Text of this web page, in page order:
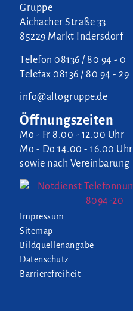
Gruppe
Aichacher Straße 33
85229 Markt Indersdorf
Telefon 08136 / 80 94 - 0
Telefax 08136 / 80 94 - 29
info@altogruppe.de
Öffnungszeiten
Mo - Fr 8.00 - 12.00 Uhr
Mo - Do 14.00 - 16.00 Uhr
sowie nach Vereinbarung
Impressum
Sitemap
Bildquellenangabe
Datenschutz
Barrierefreiheit